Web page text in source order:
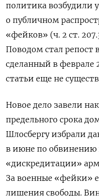
политика возбудили
о публичном
«фейков» (ч. 2 ст.
Поводом стал репост
сделанный в феврале
статьи еще не
Новое дело завели
предельного срока
Шлосбергу избрали
в июне по обвинению
«дискредитации»
За военные «фейки»
лишения свободы.